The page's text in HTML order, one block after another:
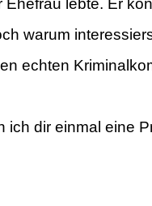
warum
echten
dir einmal eine